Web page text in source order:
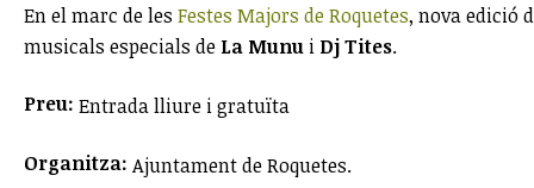
En el marc de les Festes Majors de Roquetes, nova edició
musicals especials de La Munu i Dj Tites.
Preu: Entrada lliure i gratuïta
Organitza: Ajuntament de Roquetes.